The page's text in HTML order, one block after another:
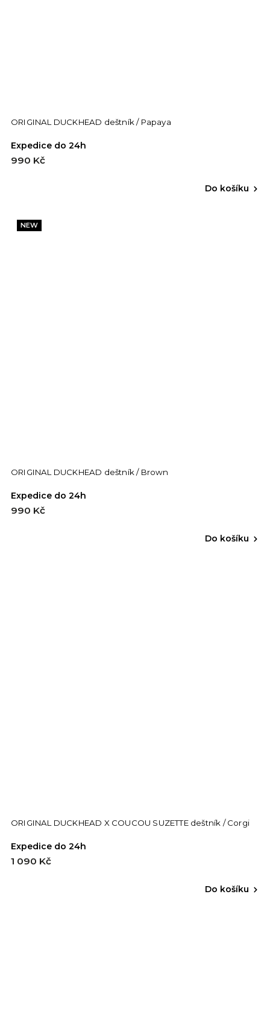
ORIGINAL DUCKHEAD deštník / Papaya
Expedice do 24h
990 Kč
Do košíku
NEW
ORIGINAL DUCKHEAD deštník / Brown
Expedice do 24h
990 Kč
Do košíku
ORIGINAL DUCKHEAD X COUCOU SUZETTE deštník / Corgi
Expedice do 24h
1 090 Kč
Do košíku